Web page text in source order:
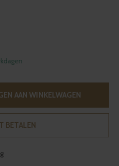
AAN WINKELWAGEN
BETALEN